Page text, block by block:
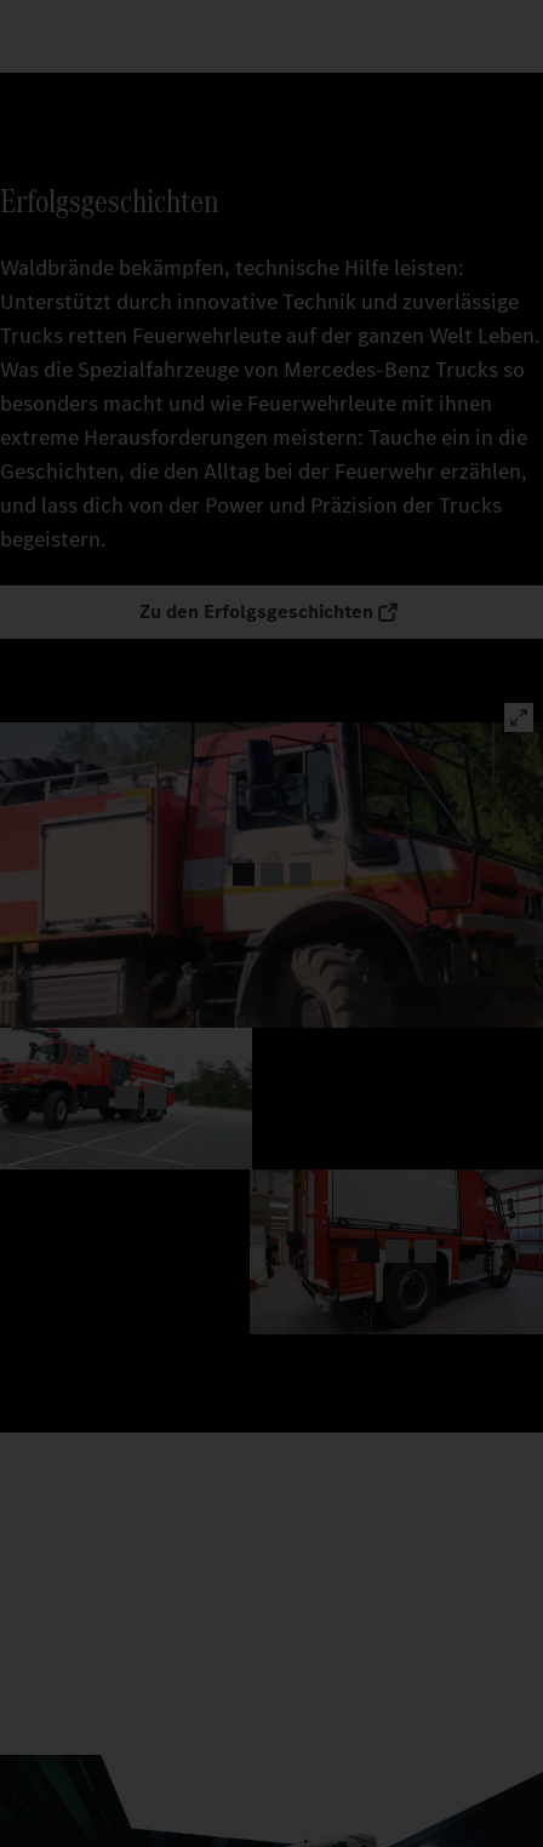
Erfolgsgeschichten
Waldbrände bekämpfen, technische Hilfe leisten:
Unterstützt durch innovative Technik und zuverlässige
Trucks retten Feuerwehrleute auf der ganzen Welt Leben.
Was die Spezialfahrzeuge von Mercedes‑Benz Trucks so
besonders macht und wie Feuerwehrleute mit ihnen
extreme Herausforderungen meistern: Tauche ein in die
Geschichten, die den Alltag bei der Feuerwehr erzählen,
und lass dich von der Power und Präzision der Trucks
begeistern.
Zu den Erfolgsgeschichten